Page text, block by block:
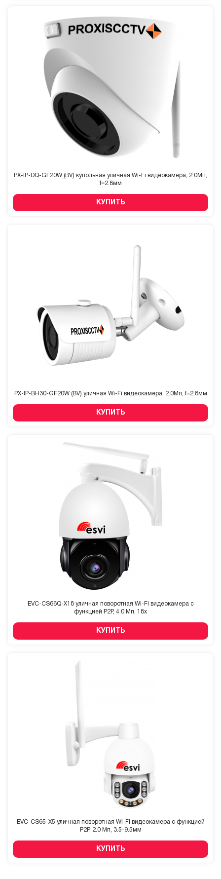
PX-IP-DQ-GF20W (BV) купольная уличная Wi-Fi видеокамера, 2.0Мп,
f=2.8мм
КУПИТЬ
PX-IP-BH30-GF20W (BV) уличная Wi-Fi видеокамера, 2.0Мп, f=2.8мм
КУПИТЬ
EVC-CS66Q-X18 уличная поворотная Wi-Fi видеокамера с
функцией P2P, 4.0 Мп, 18x
КУПИТЬ
EVC-CS65-X5 уличная поворотная Wi-Fi видеокамера с функцией
P2P, 2.0 Мп, 3.5-9.5мм
КУПИТЬ